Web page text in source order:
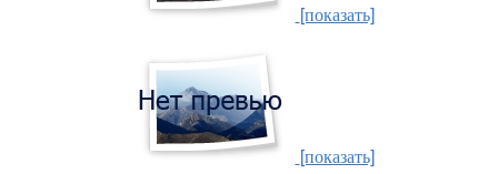
[показать]
[показать]